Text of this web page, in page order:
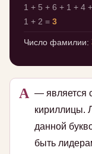
1 + 5 + 6 + 1 + 4
1 + 2 = 3
Число фамилии:
А — является
кириллицы.
данной
быть